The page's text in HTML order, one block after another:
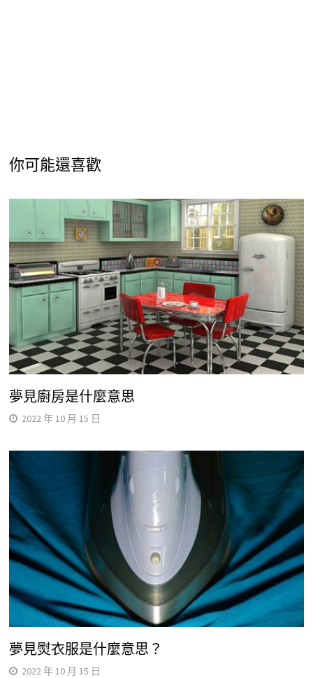
你可能還喜歡
夢見廚房是什麼意思
2022 年 10 月 15 日
夢見熨衣服是什麼意思？
2022 年 10 月 15 日